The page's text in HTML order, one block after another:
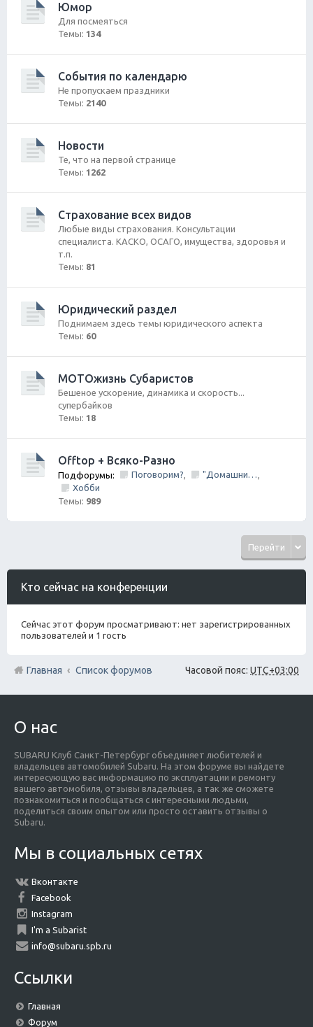
Юмор
Для посмеяться
Темы: 134
События по календарю
Не пропускаем праздники
Темы: 2140
Новости
Те, что на первой странице
Темы: 1262
Страхование всех видов
Любые виды страхования. Консультации
специалиста. КАСКО, ОСАГО, имущества, здоровья и
т.п.
Темы: 81
Юридический раздел
Поднимаем здесь темы юридического аспекта
Темы: 60
МОТОжизнь Субаристов
Бешеное ускорение, динамика и скорость...
супербайков
Темы: 18
Offtop + Всяко-Разно
Подфорумы: Поговорим?, "Домашний Очаг"
,
Хобби
Темы: 989
Перейти
Кто сейчас на конференции
Сейчас этот форум просматривают: нет зарегистрированных
пользователей и 1 гость
Часовой пояс: UTC+03:00
Главная Список форумов
О нас
SUBARU Клуб Санкт-Петербург объединяет любителей и
владельцев автомобилей Subaru. На этом форуме вы найдете
интересующую вас информацию по эксплуатации и ремонту
вашего автомобиля, отзывы владельцев, а так же сможете
познакомиться и пообщаться с интересными людьми,
поделиться своим опытом или просто оставить отзывы о
Subaru.
Мы в социальных сетях
Вконтакте
Facebook
Instagram
I'm a Subarist
info@subaru.spb.ru
Ссылки
Главная
Форум